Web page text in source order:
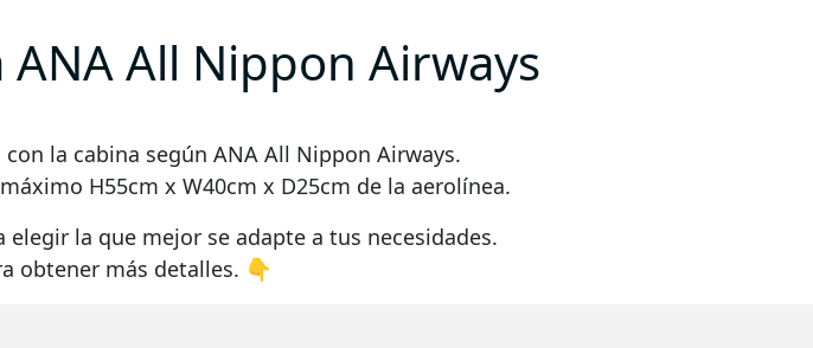
All Nippon Airways
la cabina según ANA All Nippon Airways.
H55cm x W40cm x D25cm de la aerolínea.
la que mejor se adapte a tus necesidades.
obtener más detalles. 👇